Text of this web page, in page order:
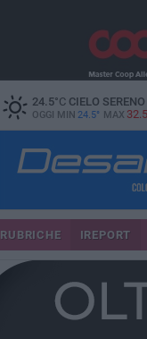
24.5°CCIELO SERENO
OGGI MIN 24.5° MAX
RUBRICHE IREPORT